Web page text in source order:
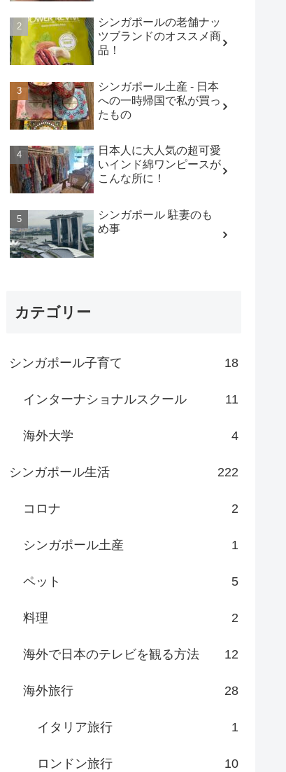
シンガポールの老舗ナッ
ツブランドのオススメ商
品！
シンガポール土産 - 日本
への一時帰国で私が買っ
たもの
日本人に大人気の超可愛
いインド綿ワンピースが
こんな所に！
シンガポール 駐妻のも
め事
カテゴリー
シンガポール子育て 18
インターナショナルスクール 11
海外大学 4
シンガポール生活 222
コロナ 2
シンガポール土産 1
ペット 5
料理 2
海外で日本のテレビを観る方法 12
海外旅行 28
イタリア旅行 1
ロンドン旅行 10